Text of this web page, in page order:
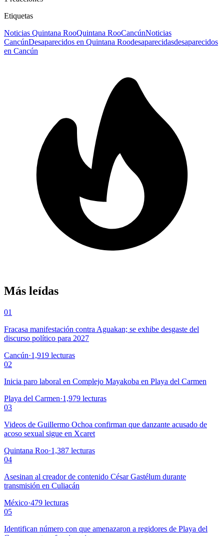
Etiquetas
Noticias Quintana RooQuintana RooCancúnNoticias
CancúnDesaparecidos en Quintana Roodesaparecidasdesaparecidos
en Cancún
Más leídas
01
Fracasa manifestación contra Aguakan; se exhibe desgaste del
discurso político para 2027
Cancún·1,919 lecturas
02
Inicia paro laboral en Complejo Mayakoba en Playa del Carmen
Playa del Carmen·1,979 lecturas
03
Videos de Guillermo Ochoa confirman que danzante acusado de
acoso sexual sigue en Xcaret
Quintana Roo·1,387 lecturas
04
Asesinan al creador de contenido César Gastélum durante
transmisión en Culiacán
México·479 lecturas
05
Identifican número con que amenazaron a regidores de Playa del